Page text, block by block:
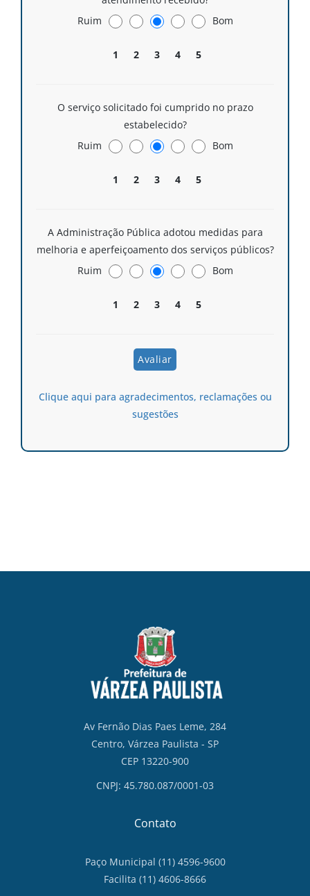
Ruim
1 2 3 4 5
Bom
O serviço solicitado foi cumprido no prazo
estabelecido?
Ruim
1 2 3 4 5
Bom
A Administração Pública adotou medidas para
melhoria e aperfeiçoamento dos serviços públicos?
Ruim
1 2 3 4 5
Bom
Clique aqui para agradecimentos, reclamações ou
sugestões
Av Fernão Dias Paes Leme, 284
Centro, Várzea Paulista - SP
CEP 13220-900
CNPJ: 45.780.087/0001-03
Contato
Paço Municipal (11) 4596-9600
Facilita (11) 4606-8666